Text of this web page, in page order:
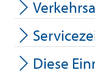
Diese